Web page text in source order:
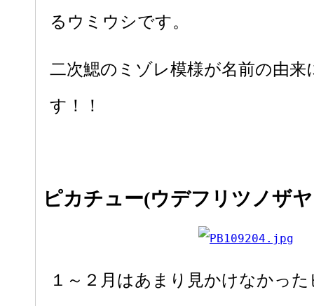
るウミウシです。
二次鰓のミゾレ模様が名前の由来
す！！
ピカチュー(ウデフリツノザ
１～２月はあまり見かけなかっ